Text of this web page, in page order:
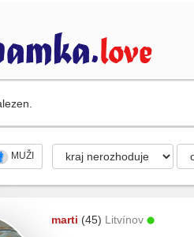
MUŽI
marti (45) Litvínov